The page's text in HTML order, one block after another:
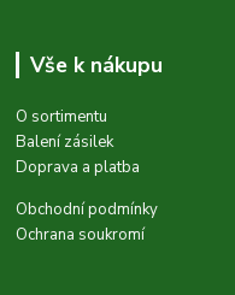
Vše k nákupu
O sortimentu
Balení zásilek
Doprava a platba
Obchodní podmínky
Ochrana soukromí